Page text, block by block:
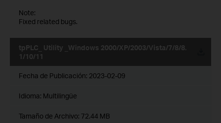
Note:
Fixed related bugs.
tpPLC_ Utility _Windows 2000/XP/2003/Vista/7/8/8.
1/10/11
Fecha de Publicación: 2023-02-09
Idioma: Multilingüe
Tamaño de Archivo: 72.44 MB